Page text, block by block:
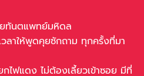
ทันตแพทย์มหิดล
ลาให้พูดคุยซักถาม ทุกครั้งที่มา
ไฟแดง ไม่ต้องเลี้ยวเข้าซอย มีที่